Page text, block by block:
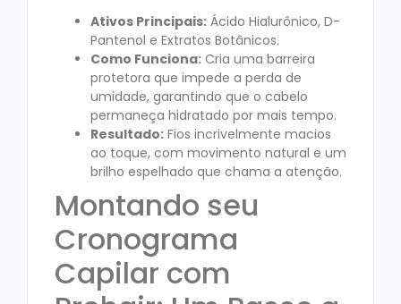
Ativos Principais: Ácido Hialurônico, D-
Pantenol e Extratos Botânicos.
Como Funciona: Cria uma barreira
protetora que impede a perda de
umidade, garantindo que o cabelo
permaneça hidratado por mais tempo.
Resultado: Fios incrivelmente macios
ao toque, com movimento natural e um
brilho espelhado que chama a atenção.
Montando seu
Cronograma
Capilar com